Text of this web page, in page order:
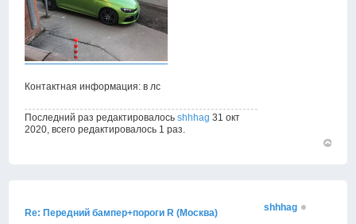
Контактная информация: в лс
Последний раз редактировалосьshhhag 31 окт
2020, всего редактировалось 1 раз.
Re: Передний бампер+пороги R (Москва)
shhhag